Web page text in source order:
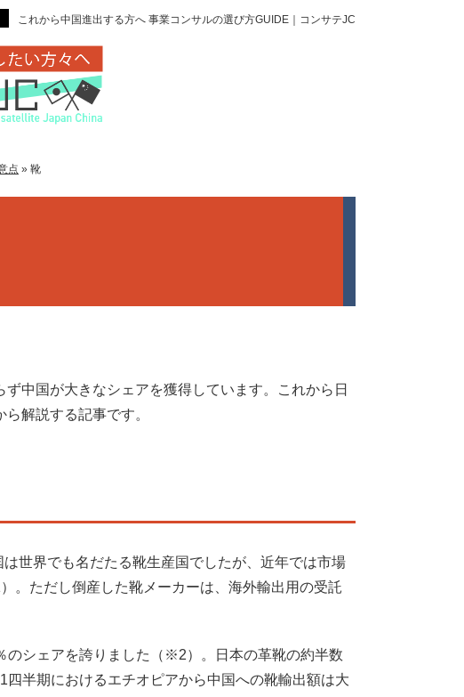
これから中国進出する方へ 事業コンサルの選び方GUIDE｜コンサテJC
点 » 靴
中国が大きなシェアを獲得しています。これから日
解説する記事です。
世界でも名だたる靴生産国でしたが、近年では市場
。ただし倒産した靴メーカーは、海外輸出用の受託
のシェアを誇りました（※2）。日本の革靴の約半数
半期におけるエチオピアから中国への靴輸出額は大